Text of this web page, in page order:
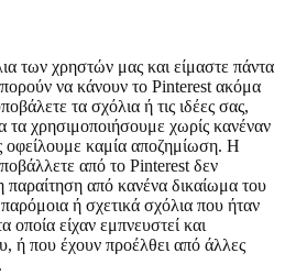
των χρηστών μας και είμαστε πάντα
να κάνουν το Pinterest ακόμα
τα σχόλια ή τις ιδέες σας,
τα χρησιμοποιήσουμε χωρίς κανέναν
οφείλουμε καμία αποζημίωση. Η
από το Pinterest δεν
παραίτηση από κανένα δικαίωμα του
ή σχετικά σχόλια που ήταν
είχαν εμπνευστεί και
ή που έχουν προέλθει από άλλες